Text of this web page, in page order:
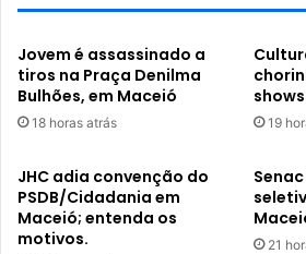
Jovem é assassinado a
tiros na Praça Denilma
Bulhões, em Maceió
18 horas atrás 19
JHC adia convenção do
PSDB/Cidadania em
Maceió; entenda os
motivos.
21